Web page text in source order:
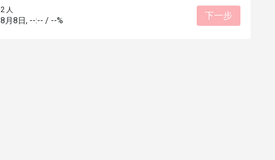
chairs and cushions are not comfortable for
sitting much, they're a bit hard and too straight.
2 人
8月8日 , --:-- / --% 下一步